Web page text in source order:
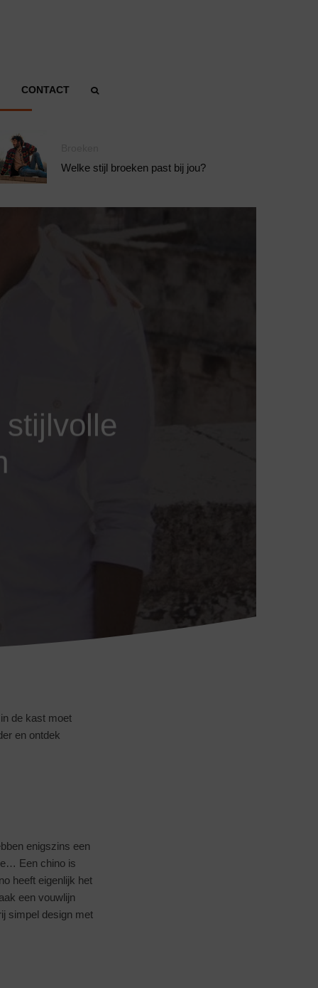
CONTACT
Welke stijl broeken past bij jou?
de kast moet
en ontdek
enigszins een
Een chino is
heeft eigenlijk het
een vouwlijn
simpel design met